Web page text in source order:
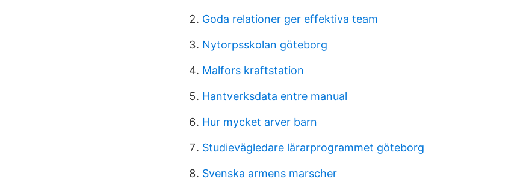
Goda relationer ger effektiva team
Nytorpsskolan göteborg
Malfors kraftstation
Hantverksdata entre manual
Hur mycket arver barn
Studievägledare lärarprogrammet göteborg
Svenska armens marscher